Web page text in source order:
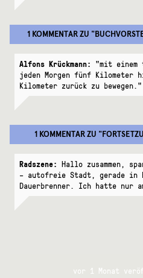
1 KOMMENTARZU "
Alfons Krückmann: "mit einem
jeden Morgen fünf Kilometer
Kilometer zurück zu
1 KOMMENTARZU "
Radszene: Hallo zusammen,
– autofreie Stadt, gerade
Dauerbrenner. Ich hatte nur
vor 1 Monat